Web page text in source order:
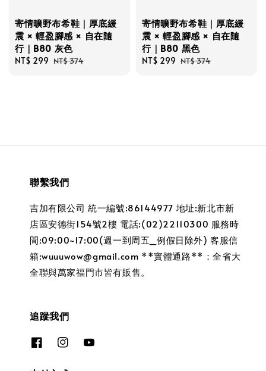
寄情曠野布希鞋｜厚底緩
震 × 輕盈腳感 × 自在隨
行｜B80 灰色
Sale
NT$ 299 Regular
NT$ 374
寄情曠野布希鞋｜厚底緩
震 × 輕盈腳感 × 自在隨
行｜B80 黑色
Sale
NT$ 299 Regular
NT$ 374
聯繫我們
吉加有限公司 統一編號:86144977 地址:新北市新
店區安德街154號2樓 電話:(02)22110300 服務時
間:09:00~17:00(週一到周五_例假日除外) 客服信
箱:wuuuwow@gmail.com **實體通路**：全省大
全聯與萬家福門市皆有販售。
追蹤我們